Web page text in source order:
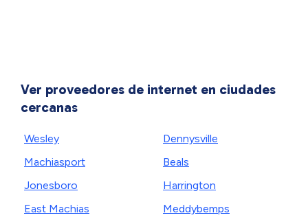
Ver proveedores de internet en ciudades
cercanas
Wesley
Machiasport
Jonesboro
East Machias
Dennysville
Beals
Harrington
Meddybemps